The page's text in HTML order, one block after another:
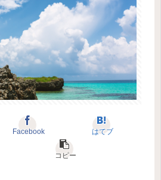
Facebook はてブ
コピー